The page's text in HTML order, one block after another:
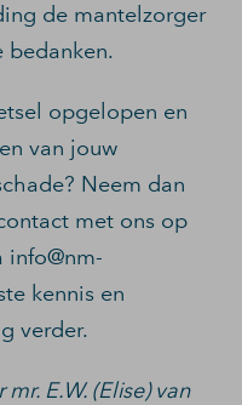
de mantelzorger
bedanken.
opgelopen en
van jouw
Neem dan
met ons op
info@nm-
kennis en
verder.
E.W. (Elise) van